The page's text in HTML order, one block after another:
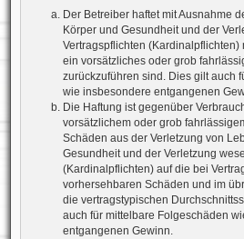
Der Betreiber haftet mit Ausnahme
Körper und Gesundheit und der
Vertragspflichten (Kardinalpflichten)
ein vorsätzliches oder grob
zurückzuführen sind. Dies gilt auch
wie insbesondere entgangenen
Die Haftung ist gegenüber
vorsätzlichem oder grob
Schäden aus der Verletzung von
Gesundheit und der Verletzung
(Kardinalpflichten) auf die bei
vorhersehbaren Schäden und im
die vertragstypischen
auch für mittelbare Folgeschäden
entgangenen Gewinn.